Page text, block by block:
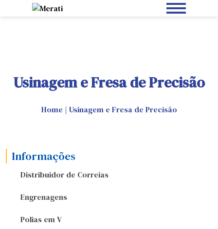
Usinagem e Fresa de Precisão
Home | Usinagem e Fresa de Precisão
Informações
Distribuidor de Correias
Engrenagens
Polias em V